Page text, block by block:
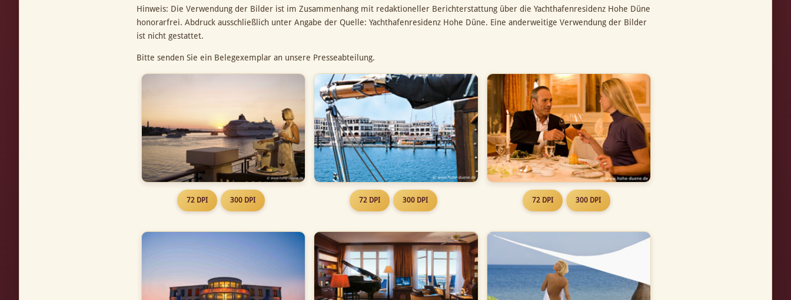
Hinweis: Die Verwendung der Bilder ist im Zusammenhang mit redaktioneller Berichterstattung über die Yachthafenresidenz Hohe Düne
honorarfrei. Abdruck ausschließlich unter Angabe der Quelle: Yachthafenresidenz Hohe Düne. Eine anderweitige Verwendung der Bilder
ist nicht gestattet.
Bitte senden Sie ein Belegexemplar an unsere Presseabteilung.
72 DPI 300 DPI 72 DPI 300 DPI 72 DPI 300 DPI